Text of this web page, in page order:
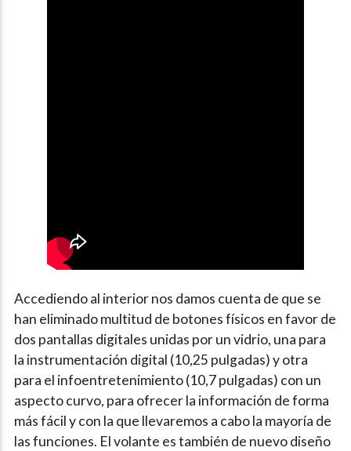
Accediendo al interior nos damos cuenta de que se
han eliminado multitud de botones físicos en favor de
dos pantallas digitales unidas por un vidrio, una para
la instrumentación digital (10,25 pulgadas) y otra
para el infoentretenimiento (10,7 pulgadas) con un
aspecto curvo, para ofrecer la información de forma
más fácil y con la que llevaremos a cabo la mayoría de
las funciones. El volante es también de nuevo diseño